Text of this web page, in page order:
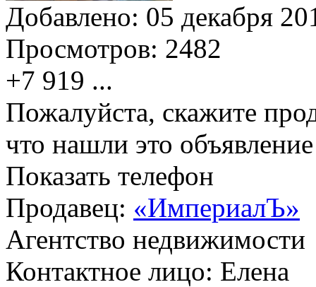
Добавлено: 05 декабря
Просмотров: 2482
+7 919 ...
Пожалуйста, скажите
что нашли это
Показать телефон
Продавец: «ИмпериалЪ»
Агентство недвижимости
Контактное лицо: Елена